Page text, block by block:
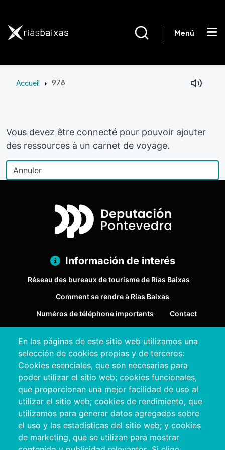
Menú
Accueil 978
Vous devez être connecté pour pouvoir ajouter
des ressources à un carnet de voyage.
En las páginas de este sitio web utilizamos una
selección de cookies propias y de terceros:
Cookies esenciales, que son necesarias para
poder utilizar el sitio web; cookies funcionales,
que proporcionan una mejor facilidad de uso al
utilizar el sitio web; cookies de rendimiento, que
utilizamos para generar datos agregados sobre
el uso y las estadísticas del sitio web; y cookies
de marketing, que se utilizan para mostrar
Información de interés
Réseau des bureaux de tourisme de Rías Baixas
Comment se rendre à Rías Baixas
Numéros de téléphone importants
Contact
Pazo Deputación Provincial. Avda. Montero Ríos, s/n - 36071
Pontevedra
+34 986 804 100 | +34 986 804 124